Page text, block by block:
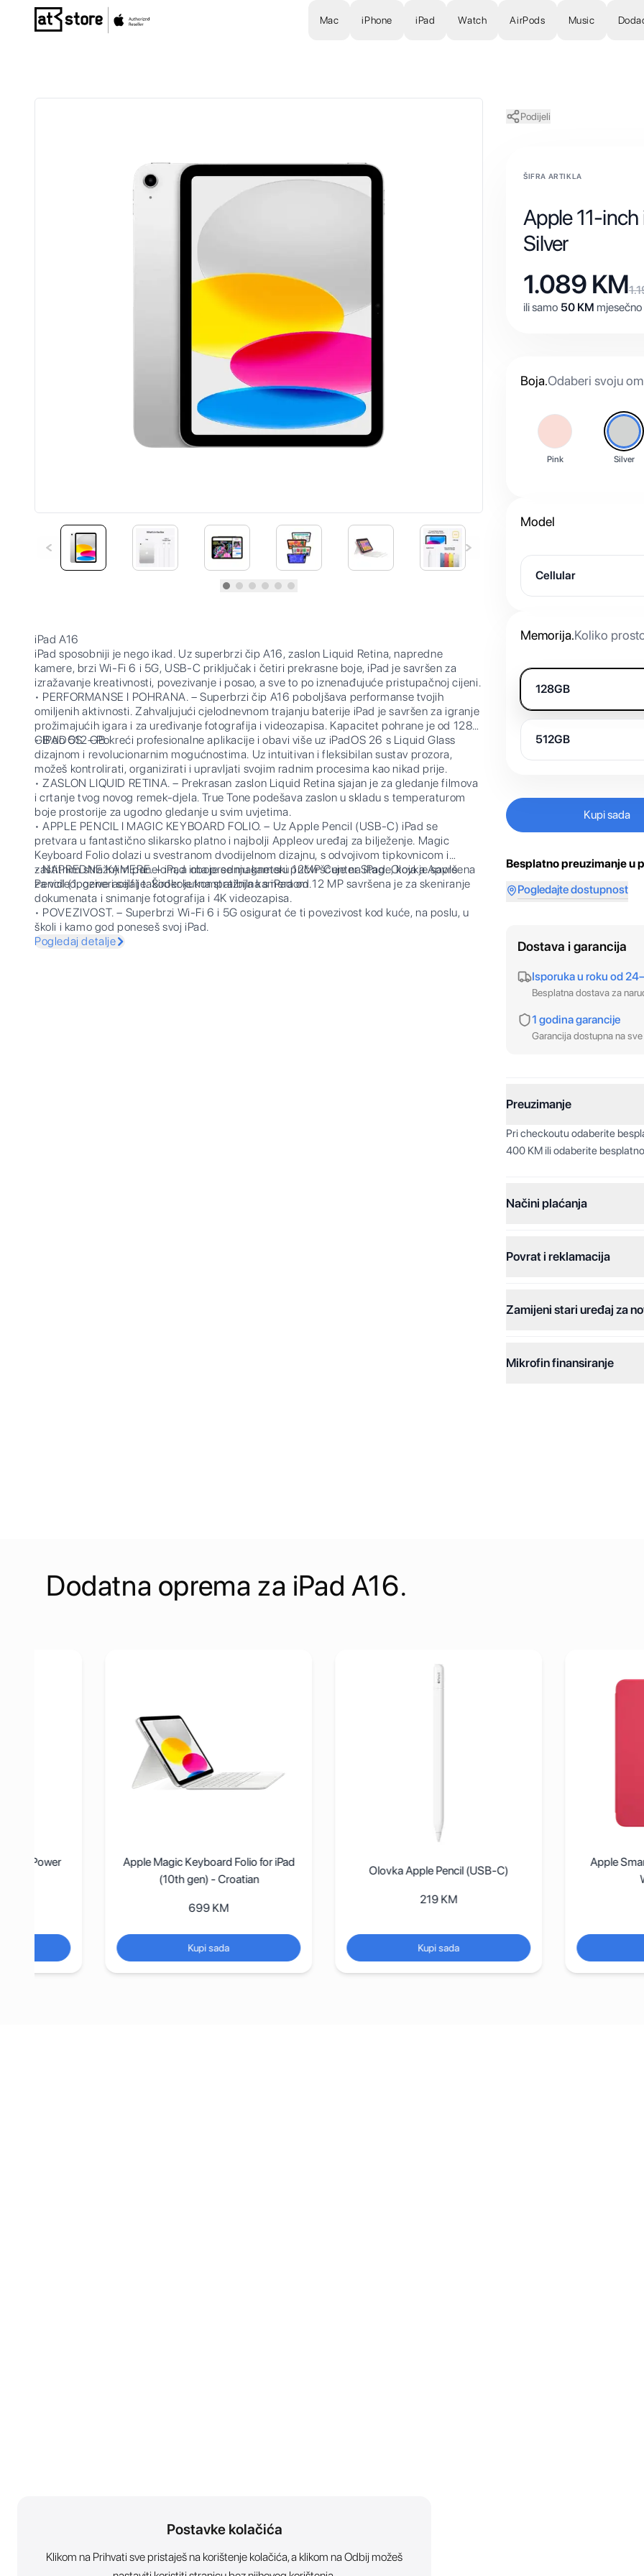
Posjetite početnu stranicu AT Store
Mac iPhone iPad Watch AirPods Music
iPad A16
iPad sposobniji je nego ikad. Uz superbrzi čip A16, zaslon Liquid Retina, napredne
kamere, brzi Wi-Fi 6 i 5G, USB-C priključak i četiri prekrasne boje, iPad je savršen za
izražavanje kreativnosti, povezivanje i posao, a sve to po iznenađujuće pristupačnoj cijeni.
• PERFORMANSE I POHRANA. – Superbrzi čip A16 poboljšava performanse tvojih
omiljenih aktivnosti. Zahvaljujući cjelodnevnom trajanju baterije iPad je savršen za igranje
prožimajućih igara i za uređivanje fotografija i videozapisa. Kapacitet pohrane je od 128
GB do 512 GB.
• IPADOS. – Pokreći profesionalne aplikacije i obavi više uz iPadOS 26 s Liquid Glass
dizajnom i revolucionarnim mogućnostima. Uz intuitivan i fleksibilan sustav prozora,
možeš kontrolirati, organizirati i upravljati svojim radnim procesima kao nikad prije.
• ZASLON LIQUID RETINA. – Prekrasan zaslon Liquid Retina sjajan je za gledanje filmova
i crtanje tvog novog remek-djela. True Tone podešava zaslon u skladu s temperaturom
boje prostorije za ugodno gledanje u svim uvjetima.
• APPLE PENCIL I MAGIC KEYBOARD FOLIO. – Uz Apple Pencil (USB-C) iPad se
pretvara u fantastično slikarsko platno i najbolji Appleov uređaj za bilježenje. Magic
Keyboard Folio dolazi u svestranom dvodijelnom dizajnu, s odvojivom tipkovnicom i
zaštitnim stražnjim panelom, a oboje se magnetski pričvršćuje na iPad. Olovka Apple
Pencil (1. generacija) također je kompatibilna s iPadom.
• NAPREDNE KAMERE. – iPad ima prednju kameru 12MP Center Stage, koja je savršena
za videopozive i selfije. Širokokutna stražnja kamera od 12 MP savršena je za skeniranje
dokumenata i snimanje fotografija i 4K videozapisa.
• POVEZIVOST. – Superbrzi Wi-Fi 6 i 5G osigurat će ti povezivost kod kuće, na poslu, u
školi i kamo god poneseš svoj iPad.
Pogledaj detalje
Podijeli
ŠIFRA ARTIKLA
Apple 11-
Silver
1.089 KM
ili samo 50 KM
Boja.Odaberi svoju
Pink Silver
Model
Cellular
Memorija.Koliko
128GB
512GB
Kupi sada
Besplatno preuzimanje u
Pogledajte dostupnost
Dostava i garancija
Isporuka u roku od
Besplatna dostava za
1 godina garancije
Garancija dostupna na
Preuzimanje
Pri checkoutu odaberite
400 KM ili odaberite
Načini plaćanja
Jednokratna plaćanja:
Dodatne opcije:
Online plaćanje na rate:
Povrat i reklamacija
Zamijeni stari uređaj za
Mikrofin finansiranje
Dodatna oprema za iPad A16.
Apple Magic Keyboard Folio for iPad
(10th gen) - Croatian
Pogledaj detalje Olovka Apple Pencil (USB-C)
Olovka Apple Pencil (USB-C)
Apple Smart Folio for
Postavke kolačića
Klikom na Prihvati sve pristaješ na korištenje kolačića, a klikom na Odbij možeš